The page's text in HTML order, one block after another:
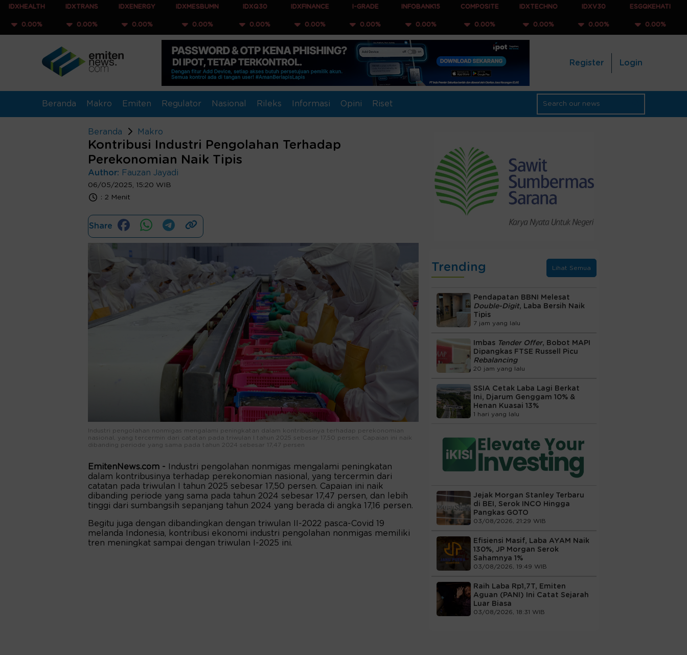
IDXTRANS
0.00%
IDXENERGY
0.00%
IDXMESBUMN
0.00%
IDXQ30
0.00%
IDXFINANCE
0.00%
I-GRADE
0.00%
INFOBANK15
0.00%
COMPOSITE
0.00%
IDXTECHNO
0.00%
IDXV30
0.00%
ESGQKEHATI
0.00% 0.00%
Register Login
Beranda Makro Emiten Regulator Nasional Rileks Informasi Opini Riset
Beranda Makro
Kontribusi Industri Pengolahan Terhadap
Perekonomian Naik Tipis
Author: Fauzan Jayadi
06/05/2025, 15:20 WIB
: 2 Menit
Share
Industri pengolahan nonmigas mengalami peningkatan dalam kontribusinya terhadap perekonomian
nasional, yang tercermin dari catatan pada triwulan I tahun 2025 sebesar 17,50 persen. Capaian ini naik
dibanding periode yang sama pada tahun 2024 sebesar 17,47 persen
EmitenNews.com -
Industri pengolahan nonmigas mengalami peningkatan
dalam kontribusinya terhadap perekonomian nasional, yang tercermin dari
catatan pada triwulan I tahun 2025 sebesar 17,50 persen. Capaian ini naik
dibanding periode yang sama pada tahun 2024 sebesar 17,47 persen, dan lebih
tinggi dari sumbangsih sepanjang tahun 2024 yang berada di angka 17,16 persen.
Begitu juga dengan dibandingkan dengan triwulan II-2022 pasca-Covid 19
melanda Indonesia, kontribusi ekonomi industri pengolahan nonmigas memiliki
tren meningkat sampai dengan triwulan I-2025 ini.
Trending Lihat Semua
Pendapatan BBNI Melesat
Double-Digit, Laba Bersih Naik
Tipis
7 jam yang lalu
Imbas Tender Offer, Bobot MAPI
Dipangkas FTSE Russell Picu
Rebalancing
20 jam yang lalu
SSIA Cetak Laba Lagi Berkat
Ini, Djarum Genggam 10% &
Henan Kuasai 13%
1 hari yang lalu
Jejak Morgan Stanley Terbaru
di BEI, Serok INCO Hingga
Pangkas GOTO
03/08/2026, 21:29 WIB
Efisiensi Masif, Laba AYAM Naik
130%, JP Morgan Serok
Sahamnya 1%
03/08/2026, 19:49 WIB
Raih Laba Rp1,7T, Emiten
Aguan (PANI) Ini Catat Sejarah
Luar Biasa
03/08/2026, 18:31 WIB